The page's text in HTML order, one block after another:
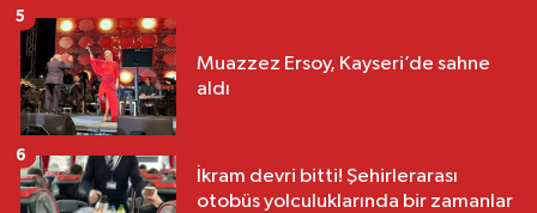
Muazzez Ersoy, Kayseri’de sahne
aldı
5
İkram devri bitti! Şehirlerarası
otobüs yolculuklarında bir zamanlar
6